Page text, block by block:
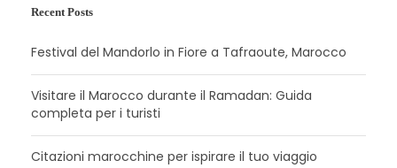
Recent Posts
Festival del Mandorlo in Fiore a Tafraoute, Marocco
Visitare il Marocco durante il Ramadan: Guida
completa per i turisti
Citazioni marocchine per ispirare il tuo viaggio